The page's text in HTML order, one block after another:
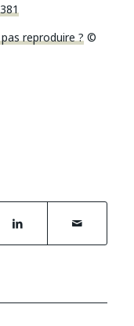
reproduire ? ©